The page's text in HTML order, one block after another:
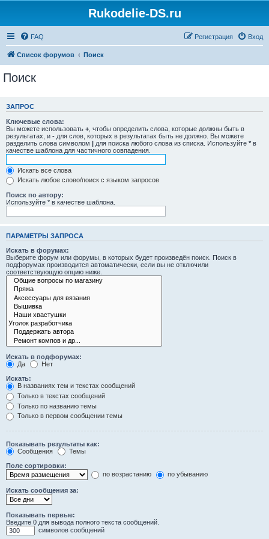
Rukodelie-DS.ru
FAQ Вход
Регистрация
Список форумов Поиск
Поиск
ЗАПРОС
Ключевые слова:
Вы можете использовать + , чтобы определить слова, которые должны быть в
результатах, и - для слов, которых в результатах быть не должно. Вы можете
разделить слова символом | для поиска любого слова из списка. Используйте * в
качестве шаблона для частичного совпадения.
Искать все слова
Искать любое слово/поиск с языком запросов
Поиск по автору:
Используйте * в качестве шаблона.
ПАРАМЕТРЫ ЗАПРОСА
Искать в форумах:
Выберите форум или форумы, в которых будет произведён поиск. Поиск в
подфорумах производится автоматически, если вы не отключили
соответствующую опцию ниже.
Искать в подфорумах:
Да
Нет
Искать:
В названиях тем и текстах сообщений
Только в текстах сообщений
Только по названию темы
Только в первом сообщении темы
Показывать результаты как:
Сообщения
Темы
Поле сортировки:
по возрастанию
по убыванию
Искать сообщения за:
Показывать первые:
Введите 0 для вывода полного текста сообщений.
символов сообщений